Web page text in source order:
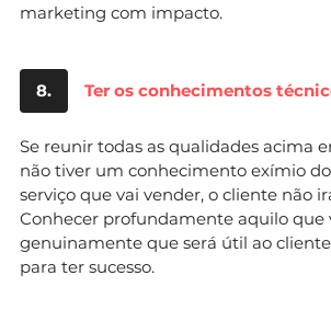
marketing com impacto.
8. Ter os conhecimentos
Se reunir todas as qualidades acima
não tiver um conhecimento exímio
serviço que vai vender, o cliente não
Conhecer profundamente aquilo que
genuinamente que será útil ao
para ter sucesso.